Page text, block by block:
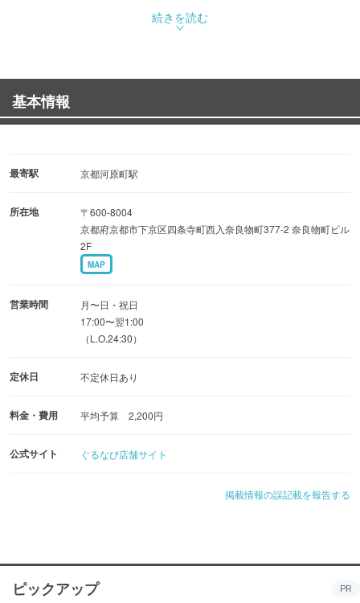
おすすめメニューも揃えております。
京都駅前に近い好立地に、プライベート使いや大小様々な
ゆったりとしたテーブル席、人数に合わせて
ご用意できる掘りごたつの個室席も有ります。
続きを読む
基本情報
最寄駅 京都河原町駅
所在地
〒600-8004
京都府京都市下京区四条寺町西入奈良物町377-2 奈良物町ビル
2F
MAP
営業時間
月〜日・祝日
17:00〜翌1:00
（L.O.24:30）
定休日 不定休日あり
料金・費用 平均予算 2,200円
公式サイト ぐるなび店舗サイト
掲載情報の誤記載を報告する
ピックアップ PR